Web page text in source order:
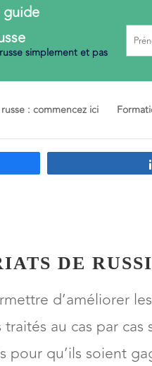
: commencez ici
DE
d’améliorer
au cas par
pour qu’ils soient
guide
simplement et pas